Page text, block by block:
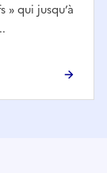
» qui jusqu’à